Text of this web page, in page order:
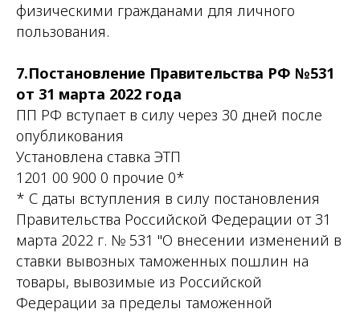
физическими гражданами для личного
пользования.
7.Постановление Правительства РФ №531
от 31 марта 2022 года
ПП РФ вступает в силу через 30 дней после
опубликования
Установлена ставка ЭТП
1201 00 900 0 прочие 0*
* С даты вступления в силу постановления
Правительства Российской Федерации от 31
марта 2022 г. № 531 "О внесении изменений в
ставки вывозных таможенных пошлин на
товары, вывозимые из Российской
Федерации за пределы таможенной